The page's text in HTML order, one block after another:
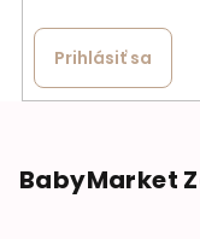
Prihlásiť sa
BabyMarket